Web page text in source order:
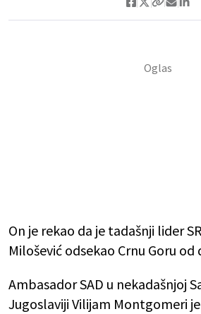
On je rekao da je tadašnji lider
Milošević odsekao Crnu Goru
Ambasador SAD u nekadašnjoj
Jugoslaviji Vilijam Montgomeri